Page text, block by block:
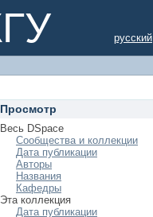
русский
Просмотр
Весь DSpace
Сообщества и коллекции
Дата публикации
Авторы
Названия
Кафедры
Эта коллекция
Дата публикации